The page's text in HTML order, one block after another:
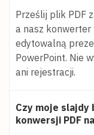
Prześlij plik PDF
a nasz konwerter
edytowalną
PowerPoint. Nie
ani rejestracji.
Czy moje slajdy
konwersji PDF